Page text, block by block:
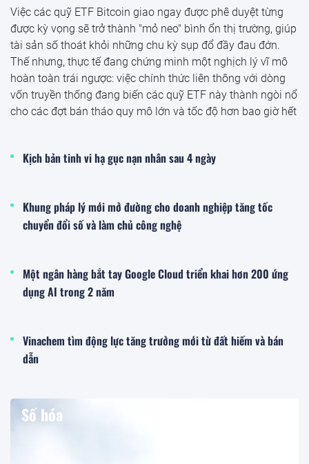
Việc các quỹ ETF Bitcoin giao ngay được phê duyệt từng
được kỳ vọng sẽ trở thành "mỏ neo" bình ổn thị trường, giúp
tài sản số thoát khỏi những chu kỳ sụp đổ đầy đau đớn.
Thế nhưng, thực tế đang chứng minh một nghịch lý vĩ mô
hoàn toàn trái ngược: việc chính thức liên thông với dòng
vốn truyền thống đang biến các quỹ ETF này thành ngòi nổ
cho các đợt bán tháo quy mô lớn và tốc độ hơn bao giờ hết
Kịch bản tinh vi hạ gục nạn nhân sau 4 ngày
Khung pháp lý mới mở đường cho doanh nghiệp tăng tốc
chuyển đổi số và làm chủ công nghệ
Một ngân hàng bắt tay Google Cloud triển khai hơn 200 ứng
dụng AI trong 2 năm
Vinachem tìm động lực tăng trưởng mới từ đất hiếm và bán
dẫn
Số hóa